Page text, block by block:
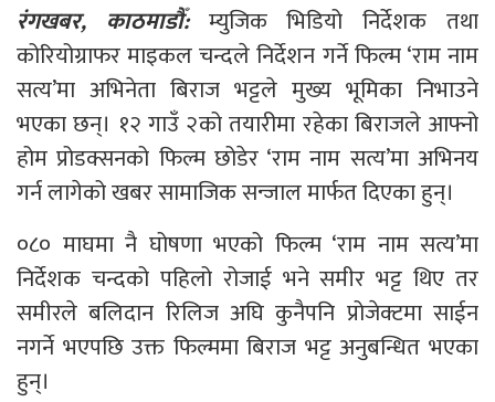
रंगखबर, काठमाडौँ:म्युजिक भिडियो निर्देशक तथा
कोरियोग्राफर माइकल चन्दले निर्देशन गर्ने फिल्म ‘राम नाम
सत्य’मा अभिनेता बिराज भट्टले मुख्य भूमिका निभाउने
भएका छन्। १२ गाउँ २को तयारीमा रहेका बिराजले आफ्नो
होम प्रोडक्सनको फिल्म छोडेर ‘राम नाम सत्य’मा अभिनय
गर्न लागेको खबर सामाजिक सन्जाल मार्फत दिएका हुन्।
०८० माघमा नै घोषणा भएको फिल्म ‘राम नाम सत्य’मा
निर्देशक चन्दको पहिलो रोजाई भने समीर भट्ट थिए तर
समीरले बलिदान रिलिज अघि कुनैपनि प्रोजेक्टमा साईन
नगर्ने भएपछि उक्त फिल्ममा बिराज भट्ट अनुबन्धित भएका
हुन्।